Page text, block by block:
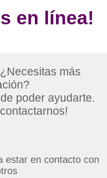
en línea!
más
poder ayudarte.
estar en contacto con